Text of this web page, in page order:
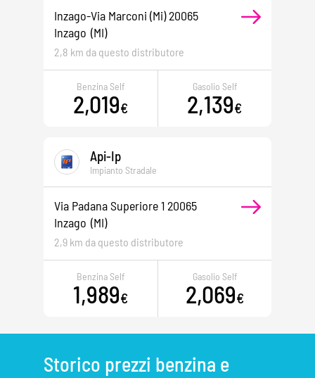
Inzago-Via Marconi (mi) 20065
Inzago (MI)
2,8 km da questo distributore
Benzina Self
2,019€
Gasolio Self
2,139€
Api-Ip
Impianto Stradale
Via Padana Superiore 1 20065
Inzago (MI)
2,9 km da questo distributore
Benzina Self
1,989€
Gasolio Self
2,069€
Storico prezzi benzina e